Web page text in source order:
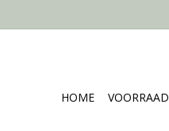
HOME VOORRAAD